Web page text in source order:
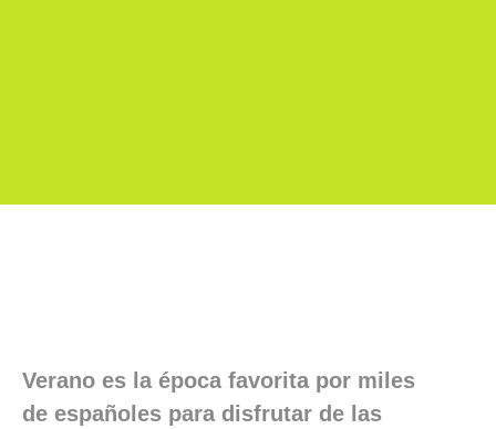
Verano es la época favorita por miles
de españoles para disfrutar de las